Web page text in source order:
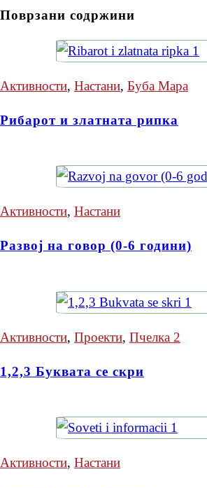
Поврзани содржини
Активности, Настани, Буба Мара
Рибарот и златната рипка
Активности, Настани
Развој на говор (0-6 години)
Активности, Проекти, Пчелка 2
1,2,3 Буквата се скри
Активности, Настани